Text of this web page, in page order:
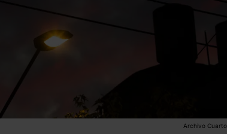
Archivo